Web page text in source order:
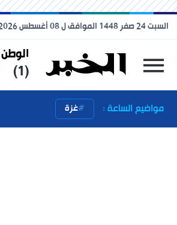
الوطن
(1)
السبت 24 صفر 1448 الموافق ل 08 أغسطس 2026
مواضيع الساعة : غزة